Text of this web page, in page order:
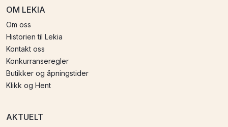
OM LEKIA
Om oss
Historien til Lekia
Kontakt oss
Konkurranseregler
Butikker og åpningstider
Klikk og Hent
AKTUELT